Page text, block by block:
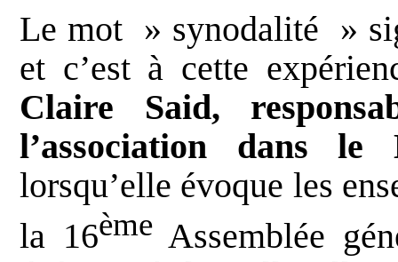
Le mot » synodalité »
et c’est à cette
Claire Said,
l’association dans
lorsqu’elle évoque les
la 16èmeAssemblée